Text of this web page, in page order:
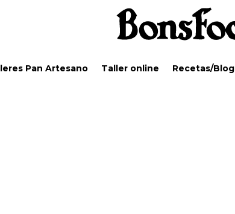
Pan Artesano Taller online Recetas/Blog